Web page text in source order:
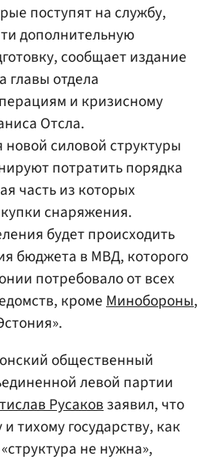
поступят на службу,
дополнительную
сообщает издание
главы отдела
и кризисному
Отсла.
силовой структуры
потратить порядка
часть из которых
снаряжения.
будет происходить
бюджета в МВД, которого
потребовало от всех
кромеМинобороны,
общественный
левой партии
Русаковзаявил, что
тихому государству, как
не нужна»,